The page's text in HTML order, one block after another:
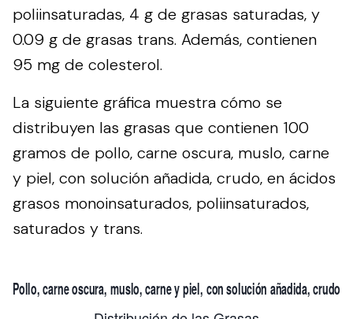
poliinsaturadas, 4 g de grasas saturadas, y
0.09 g de grasas trans. Además, contienen
95 mg de colesterol.
La siguiente gráfica muestra cómo se
distribuyen las grasas que contienen 100
gramos de pollo, carne oscura, muslo, carne
y piel, con solución añadida, crudo, en ácidos
grasos monoinsaturados, poliinsaturados,
saturados y trans.